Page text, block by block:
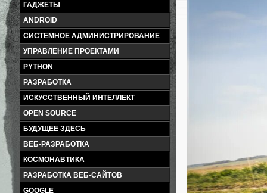
ГАДЖЕТЫ
ANDROID
СИСТЕМНОЕ АДМИНИСТРИРОВАНИЕ
УПРАВЛЕНИЕ ПРОЕКТАМИ
PYTHON
РАЗРАБОТКА
ИСКУССТВЕННЫЙ ИНТЕЛЛЕКТ
OPEN SOURCE
БУДУЩЕЕ ЗДЕСЬ
ВЕБ-РАЗРАБОТКА
КОСМОНАВТИКА
РАЗРАБОТКА ВЕБ-САЙТОВ
GOOGLE